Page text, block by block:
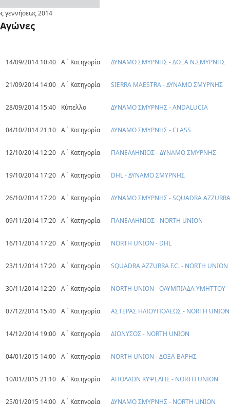
γεννήσεως2014
Αγώνες
14/09/2014 10:40 Α΄ Κατηγορία ΔΥΝΑΜΟ ΣΜΥΡΝΗΣ - ΔΟΞΑ Ν.ΣΜΥΡΝΗΣ
21/09/2014 14:00 Α΄ Κατηγορία SIERRA MAESTRA - ΔΥΝΑΜΟ ΣΜΥΡΝΗΣ
28/09/2014 15:40 Κύπελλο ΔΥΝΑΜΟ ΣΜΥΡΝΗΣ - ANDALUCIA
04/10/2014 21:10 Α΄ Κατηγορία ΔΥΝΑΜΟ ΣΜΥΡΝΗΣ - CLASS
12/10/2014 12:20 Α΄ Κατηγορία ΠΑΝΕΛΛΗΝΙΟΣ - ΔΥΝΑΜΟ ΣΜΥΡΝΗΣ
19/10/2014 17:20 Α΄ Κατηγορία DHL - ΔΥΝΑΜΟ ΣΜΥΡΝΗΣ
26/10/2014 17:20 Α΄ Κατηγορία ΔΥΝΑΜΟ ΣΜΥΡΝΗΣ - SQUADRA AZZURRA
09/11/2014 17:20 Α΄ Κατηγορία ΠΑΝΕΛΛΗΝΙΟΣ - NORTH UNION
16/11/2014 17:20 Α΄ Κατηγορία NORTH UNION - DHL
23/11/2014 17:20 Α΄ Κατηγορία SQUADRA AZZURRA F.C. - NORTH UNION
30/11/2014 12:20 Α΄ Κατηγορία NORTH UNION - ΟΛΥΜΠΙΑΔΑ ΥΜΗΤΤΟΥ
07/12/2014 15:40 Α΄ Κατηγορία ΑΣΤΕΡΑΣ ΗΛΙΟΥΠΟΛΕΩΣ - NORTH UNION
14/12/2014 19:00 Α΄ Κατηγορία ΔΙΟΝΥΣΟΣ - NORTH UNION
04/01/2015 14:00 Α΄ Κατηγορία NORTH UNION - ΔΟΞΑ ΒΑΡΗΣ
10/01/2015 21:10 Α΄ Κατηγορία ΑΠΟΛΛΩΝ ΚΥΨΕΛΗΣ - NORTH UNION
25/01/2015 14:00 Α΄ Κατηγορία ΔΥΝΑΜΟ ΣΜΥΡΝΗΣ - NORTH UNION